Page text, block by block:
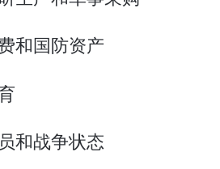
和国防资产
和战争状态